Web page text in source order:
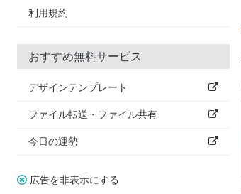
利用規約
おすすめ無料サービス
デザインテンプレート
ファイル転送・ファイル共有
今日の運勢
広告を非表示にする